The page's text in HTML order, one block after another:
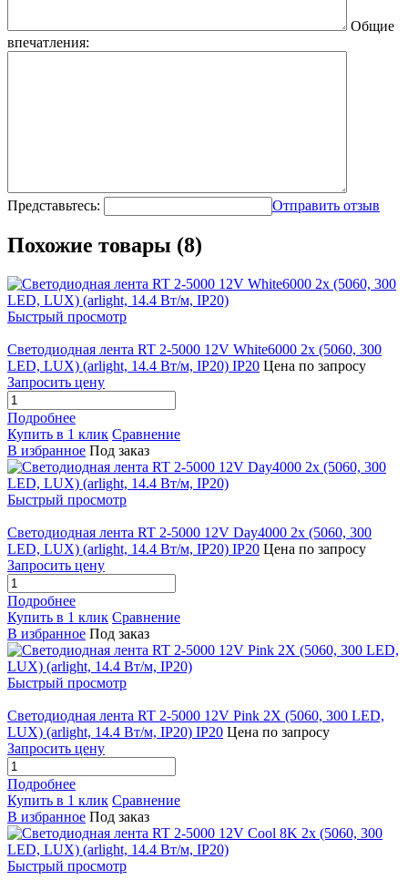
Общие
впечатления:
Представьтесь: Отправить отзыв
Похожие товары (8)
Быстрый просмотр
Светодиодная лента RT 2-5000 12V White6000 2x (5060, 300
LED, LUX) (arlight, 14.4 Вт/м, IP20) IP20 Цена по запросу
Запросить цену
Подробнее
Купить в 1 клик Сравнение
В избранное Под заказ
Быстрый просмотр
Светодиодная лента RT 2-5000 12V Day4000 2x (5060, 300
LED, LUX) (arlight, 14.4 Вт/м, IP20) IP20 Цена по запросу
Запросить цену
Подробнее
Купить в 1 клик Сравнение
В избранное Под заказ
Быстрый просмотр
Светодиодная лента RT 2-5000 12V Pink 2X (5060, 300 LED,
LUX) (arlight, 14.4 Вт/м, IP20) IP20 Цена по запросу
Запросить цену
Подробнее
Купить в 1 клик Сравнение
В избранное Под заказ
Быстрый просмотр